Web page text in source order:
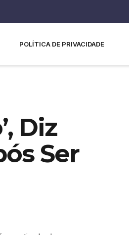
POLÍTICA DE PRIVACIDADE
Diz
Ser